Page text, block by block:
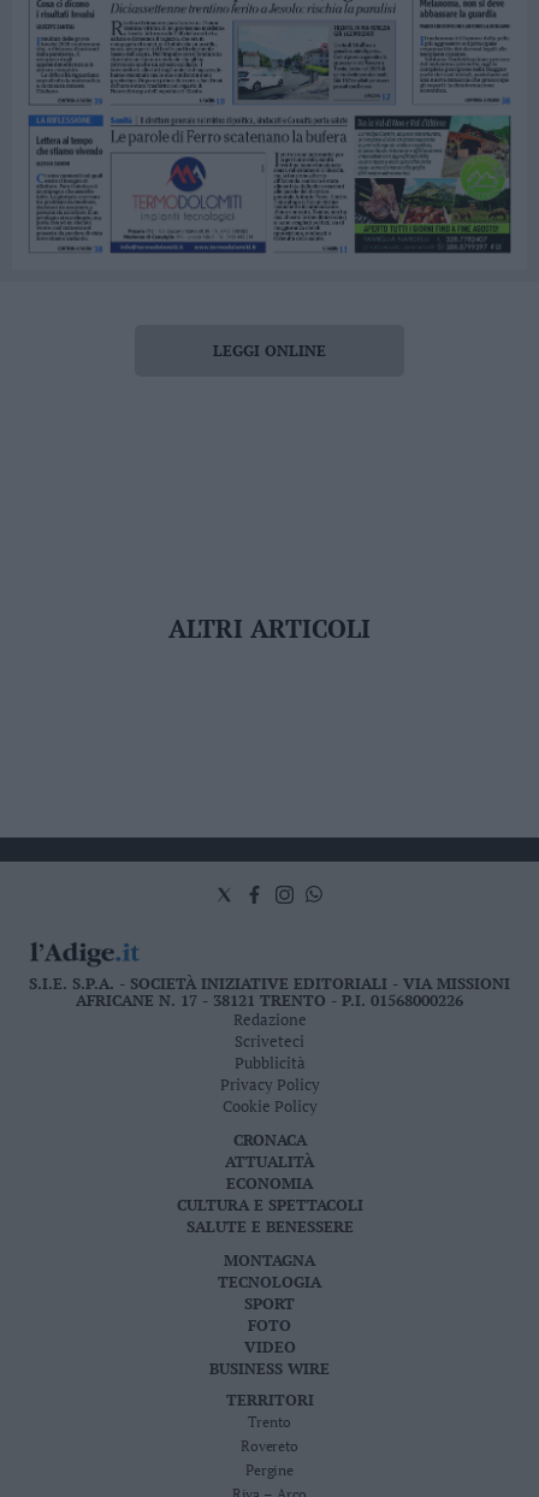
LEGGI ONLINE
ALTRI ARTICOLI
S.I.E. S.P.A. - SOCIETÀ INIZIATIVE EDITORIALI - VIA MISSIONI
AFRICANE N. 17 - 38121 TRENTO - P.I. 01568000226
Redazione
Scriveteci
Pubblicità
Privacy Policy
Cookie Policy
CRONACA
ATTUALITÀ
ECONOMIA
CULTURA E SPETTACOLI
SALUTE E BENESSERE
MONTAGNA
TECNOLOGIA
SPORT
FOTO
VIDEO
BUSINESS WIRE
TERRITORI
Trento
Rovereto
Pergine